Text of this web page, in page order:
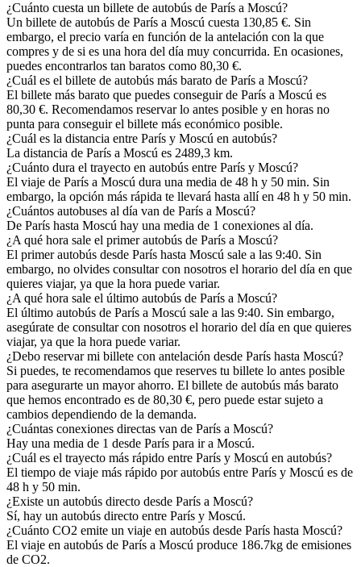
¿Cuánto cuesta un billete de autobús de París a Moscú?
Un billete de autobús de París a Moscú cuesta 130,85 €. Sin
embargo, el precio varía en función de la antelación con la que
compres y de si es una hora del día muy concurrida. En ocasiones,
puedes encontrarlos tan baratos como 80,30 €.
¿Cuál es el billete de autobús más barato de París a Moscú?
El billete más barato que puedes conseguir de París a Moscú es
80,30 €. Recomendamos reservar lo antes posible y en horas no
punta para conseguir el billete más económico posible.
¿Cuál es la distancia entre París y Moscú en autobús?
La distancia de París a Moscú es 2489,3 km.
¿Cuánto dura el trayecto en autobús entre París y Moscú?
El viaje de París a Moscú dura una media de 48 h y 50 min. Sin
embargo, la opción más rápida te llevará hasta allí en 48 h y 50 min.
¿Cuántos autobuses al día van de París a Moscú?
De París hasta Moscú hay una media de 1 conexiones al día.
¿A qué hora sale el primer autobús de París a Moscú?
El primer autobús desde París hasta Moscú sale a las 9:40. Sin
embargo, no olvides consultar con nosotros el horario del día en que
quieres viajar, ya que la hora puede variar.
¿A qué hora sale el último autobús de París a Moscú?
El último autobús de París a Moscú sale a las 9:40. Sin embargo,
asegúrate de consultar con nosotros el horario del día en que quieres
viajar, ya que la hora puede variar.
¿Debo reservar mi billete con antelación desde París hasta Moscú?
Si puedes, te recomendamos que reserves tu billete lo antes posible
para asegurarte un mayor ahorro. El billete de autobús más barato
que hemos encontrado es de 80,30 €, pero puede estar sujeto a
cambios dependiendo de la demanda.
¿Cuántas conexiones directas van de París a Moscú?
Hay una media de 1 desde París para ir a Moscú.
¿Cuál es el trayecto más rápido entre París y Moscú en autobús?
El tiempo de viaje más rápido por autobús entre París y Moscú es de
48 h y 50 min.
¿Existe un autobús directo desde París a Moscú?
Sí, hay un autobús directo entre París y Moscú.
¿Cuánto CO2 emite un viaje en autobús desde París hasta Moscú?
El viaje en autobús de París a Moscú produce 186.7kg de emisiones
de CO2.